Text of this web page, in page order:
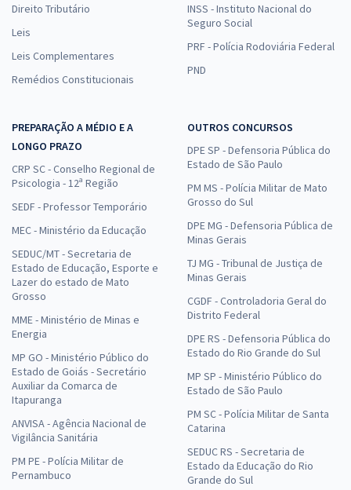
Direito Tributário
Leis
Leis Complementares
Remédios Constitucionais
INSS - Instituto Nacional do
Seguro Social
PRF - Polícia Rodoviária Federal
PND
PREPARAÇÃO A MÉDIO E A
LONGO PRAZO
CRP SC - Conselho Regional de
Psicologia - 12ª Região
SEDF - Professor Temporário
MEC - Ministério da Educação
SEDUC/MT - Secretaria de
Estado de Educação, Esporte e
Lazer do estado de Mato
Grosso
MME - Ministério de Minas e
Energia
MP GO - Ministério Público do
Estado de Goiás - Secretário
Auxiliar da Comarca de
Itapuranga
ANVISA - Agência Nacional de
Vigilância Sanitária
PM PE - Polícia Militar de
Pernambuco
OUTROS CONCURSOS
DPE SP - Defensoria Pública do
Estado de São Paulo
PM MS - Polícia Militar de Mato
Grosso do Sul
DPE MG - Defensoria Pública de
Minas Gerais
TJ MG - Tribunal de Justiça de
Minas Gerais
CGDF - Controladoria Geral do
Distrito Federal
DPE RS - Defensoria Pública do
Estado do Rio Grande do Sul
MP SP - Ministério Público do
Estado de São Paulo
PM SC - Polícia Militar de Santa
Catarina
SEDUC RS - Secretaria de
Estado da Educação do Rio
Grande do Sul